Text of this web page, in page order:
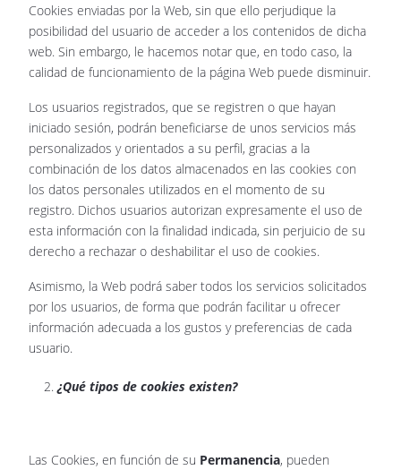
Cookies enviadas por la Web, sin que ello perjudique la
posibilidad del usuario de acceder a los contenidos de dicha
web. Sin embargo, le hacemos notar que, en todo caso, la
calidad de funcionamiento de la página Web puede disminuir.
Los usuarios registrados, que se registren o que hayan
iniciado sesión, podrán beneficiarse de unos servicios más
personalizados y orientados a su perfil, gracias a la
combinación de los datos almacenados en las cookies con
los datos personales utilizados en el momento de su
registro. Dichos usuarios autorizan expresamente el uso de
esta información con la finalidad indicada, sin perjuicio de su
derecho a rechazar o deshabilitar el uso de cookies.
Asimismo, la Web podrá saber todos los servicios solicitados
por los usuarios, de forma que podrán facilitar u ofrecer
información adecuada a los gustos y preferencias de cada
usuario.
¿Qué tipos de cookies existen?
Las Cookies, en función de su Permanencia, pueden